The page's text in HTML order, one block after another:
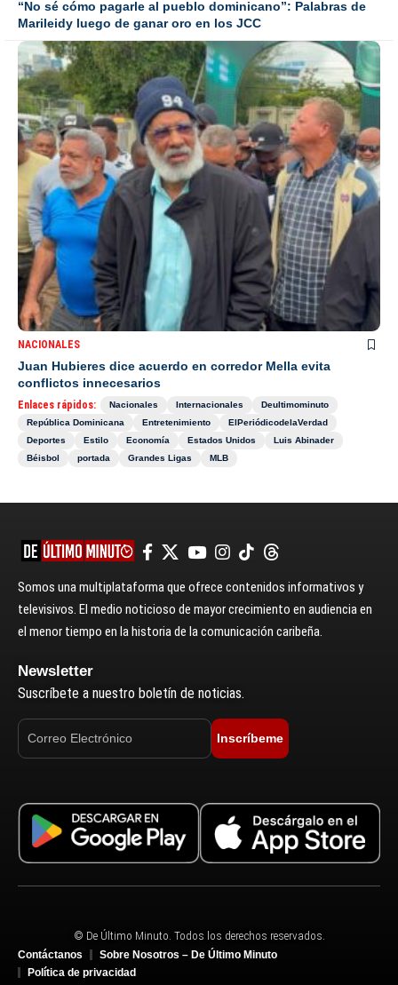
“No sé cómo pagarle al pueblo dominicano”: Palabras de
Marileidy luego de ganar oro en los JCC
NACIONALES
Juan Hubieres dice acuerdo en corredor Mella evita
conflictos innecesarios
Enlaces rápidos: Nacionales Internacionales
Deultimominuto
República Dominicana
Entretenimiento
ElPeriódicodelaVerdad
Deportes
Estilo Economía Estados Unidos
Luis Abinader
Béisbol
portada Grandes Ligas MLB
Somos una multiplataforma que ofrece contenidos informativos y
televisivos. El medio noticioso de mayor crecimiento en audiencia en
el menor tiempo en la historia de la comunicación caribeña.
Newsletter
Suscríbete a nuestro boletín de noticias.
Inscríbeme
© De Último Minuto. Todos los derechos reservados.
Contáctanos
Sobre Nosotros – De Último Minuto
Política de privacidad